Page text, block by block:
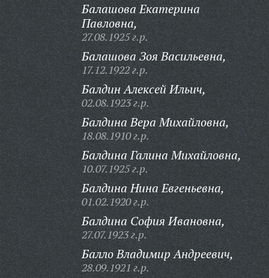
Балашова Екатерина
Павловна,
27.08.1925 г.р.
Балашова Зоя Васильевна,
17.12.1922 г.р.
Балдин Алексей Ильич,
02.08.1923 г.р.
Балдина Вера Михайловна,
18.08.1910 г.р.
Балдина Галина Михайловна,
10.07.1925 г.р.
Балдина Нина Евгеньевна,
01.02.1920 г.р.
Балдина София Ивановна,
27.07.1923 г.р.
Балло Владимир Андреевич,
28.09.1921 г.р.